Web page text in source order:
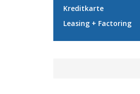
Kreditkarte
Leasing + Factoring